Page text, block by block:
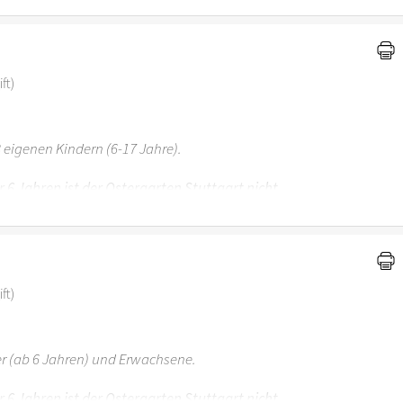
Kindern (6-17 Jahre).
6 Jahren ist der Ostergarten Stuttgart nicht
(ab 6 Jahren) und Erwachsene.
6 Jahren ist der Ostergarten Stuttgart nicht